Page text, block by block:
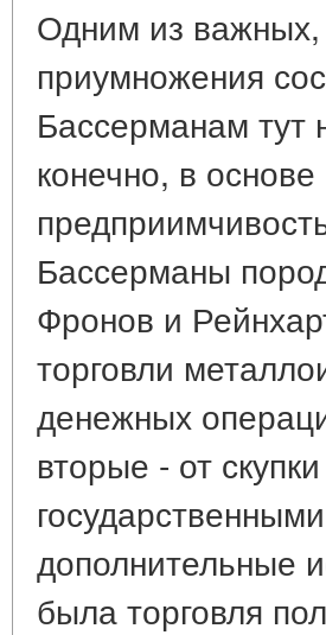
Одним из важных,
приумножения
Бассерманам тут
конечно, в
Бассерманы
Фронов и
торговли
денежных
вторые - от
дополнительные
была торговля